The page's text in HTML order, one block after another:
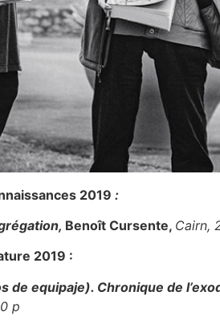
2019 :
Benoît Cursente, Cairn,
2019 :
de equipaje). Chronique de
p